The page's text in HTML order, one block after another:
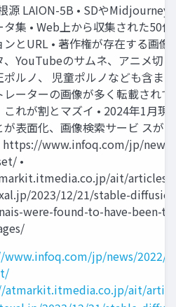
源 LAION-5B • SDやMidjourney
タ集 • Web上から収集された50
とURL • 著作権が存在する画
、YouTubeのサムネ、アニメ切
ポルノ、 児童ポルノなども含ま
レーターの画像が多く転載され
これが割とマズイ • 2024年1月
が表面化、画像検索サービ スが
https://www.infoq.com/jp/
•
ait/articles/
2023/12/21/stable-
were-found-to-have-been-
jp/news/2022/
atmarkit.itmedia.co.jp/ait/